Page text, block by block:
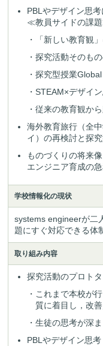
PBLやデザイン思
≪教員サイドの課
・「新しい教育観
・探究活動そのも
・探究型授業
・STEAM×デザイ
・従来の教育観か
海外教育旅行（全
イ）の再検討と探
ものづくりの将来
エンジニア育成の
学校情報化の現状
systems engineerが二
題にすぐ対応できる体
取り組み内容
探究活動のプロト
・これまで本校が
質に着目し，改
・生徒の思考が深
PBLやデザイン思